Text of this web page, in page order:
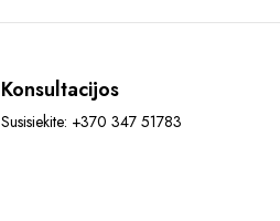
on
the
Konsultacijos
Susisiekite: +370 347 51783